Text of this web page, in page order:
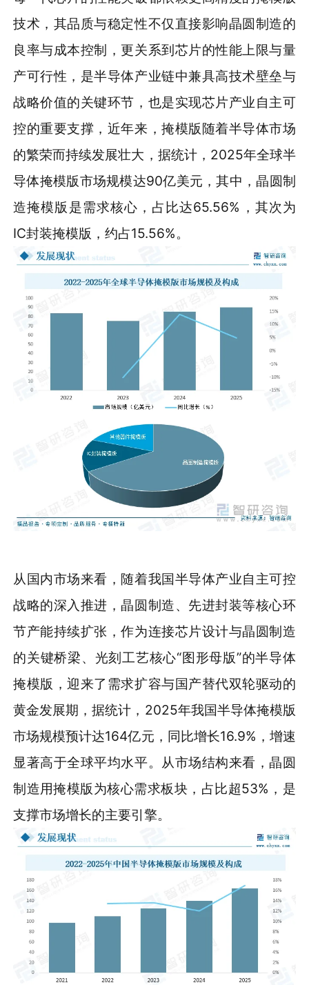
技术，其品质与稳定性不仅直接影响晶圆制造的
良率与成本控制，更关系到芯片的性能上限与量
产可行性，是半导体产业链中兼具高技术壁垒与
战略价值的关键环节，也是实现芯片产业自主可
控的重要支撑，近年来，掩模版随着半导体市场
的繁荣而持续发展壮大，据统计，2025年全球半
导体掩模版市场规模达90亿美元，其中，晶圆制
造掩模版是需求核心，占比达65.56%，其次为
IC封装掩模版，约占15.56%。
从国内市场来看，随着我国半导体产业自主可控
战略的深入推进，晶圆制造、先进封装等核心环
节产能持续扩张，作为连接芯片设计与晶圆制造
的关键桥梁、光刻工艺核心“图形母版”的半导体
掩模版，迎来了需求扩容与国产替代双轮驱动的
黄金发展期，据统计，2025年我国半导体掩模版
市场规模预计达164亿元，同比增长16.9%，增速
显著高于全球平均水平。从市场结构来看，晶圆
制造用掩模版为核心需求板块，占比超53%，是
支撑市场增长的主要引擎。